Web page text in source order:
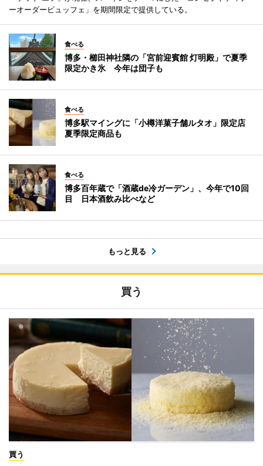
ーオーダービュッフェ」を期間限定で提供している。
食べる
博多・櫛田神社隣の「宮前迎賓館 灯明殿」で夏季
限定かき氷 今年は団子も
食べる
博多駅マイングに「小樽洋菓子舗ルタオ」限定店
夏季限定商品も
食べる
博多百年蔵で「酒蔵de冷ガーデン」、今年で10回
目 日本酒飲み比べなど
もっと見る
買う
買う